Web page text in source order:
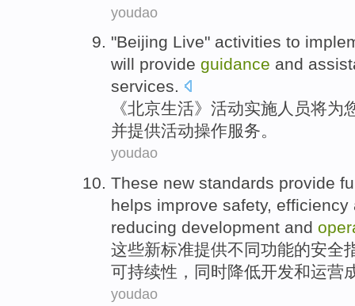
youdao
"Beijing Live" activities to
will provide guidance and
services.
《北京生活》 活动实施人员将为
并提供活动操作服务。
youdao
These new standards provide
helps improve safety, efficiency
reducing development and
这些新标准提供不同功能的安全
可持续性 ， 同时降低开发和运营
youdao